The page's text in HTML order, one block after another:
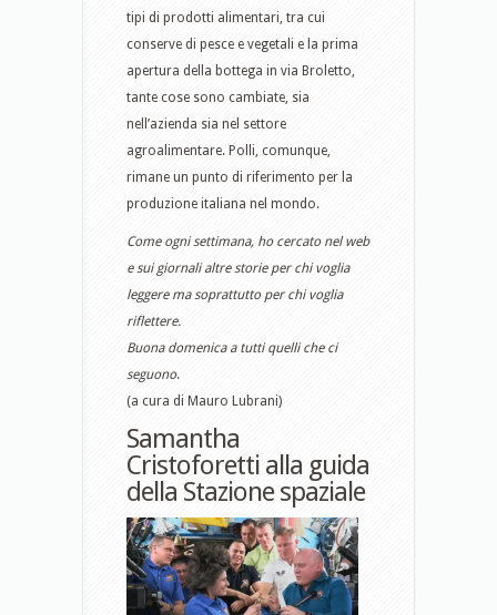
tipi di prodotti alimentari, tra cui
conserve di pesce e vegetali e la prima
apertura della bottega in via Broletto,
tante cose sono cambiate, sia
nell’azienda sia nel settore
agroalimentare. Polli, comunque,
rimane un punto di riferimento per la
produzione italiana nel mondo.
Come ogni settimana, ho cercato nel web
e sui giornali altre storie per chi voglia
leggere ma soprattutto per chi voglia
riflettere.
Buona domenica a tutti quelli che ci
seguono.
(a cura di Mauro Lubrani)
Samantha
Cristoforetti alla guida
della Stazione spaziale